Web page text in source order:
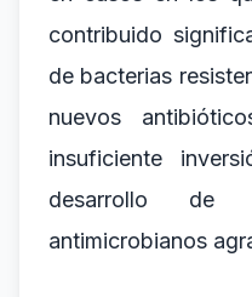
contribuido
de bacterias
nuevos
insuficiente
desarrollo de
antimicrobianos